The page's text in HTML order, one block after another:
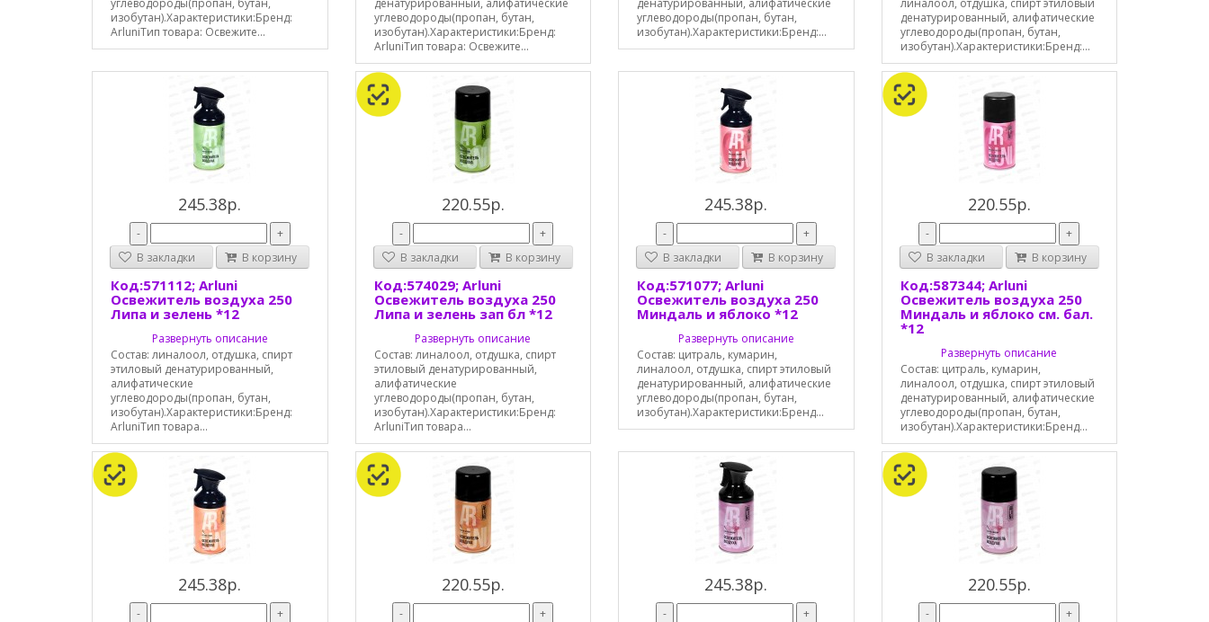
углеводороды(пропан, бутан,
изобутан).Характеристики:Бренд:
ArluniТип товара: Освежите...
денатурированный, алифатические
углеводороды(пропан, бутан,
изобутан).Характеристики:Бренд:
ArluniТип товара: Освежите...
денатурированный, алифатические
углеводороды(пропан, бутан,
изобутан).Характеристики:Бренд:...
линалоол, отдушка, спирт этиловый
денатурированный, алифатические
углеводороды(пропан, бутан,
изобутан).Характеристики:Бренд:...
245.38р.
-
+
В закладки
В корзину
Код:571112; Arluni
Освежитель воздуха 250
Липа и зелень *12
Развернуть описание
Состав: линалоол, отдушка, спирт
этиловый денатурированный,
алифатические
углеводороды(пропан, бутан,
изобутан).Характеристики:Бренд:
ArluniТип товара...
220.55р.
-
+
В закладки
В корзину
Код:574029; Arluni
Освежитель воздуха 250
Липа и зелень зап бл *12
Развернуть описание
Состав: линалоол, отдушка, спирт
этиловый денатурированный,
алифатические
углеводороды(пропан, бутан,
изобутан).Характеристики:Бренд:
ArluniТип товара...
245.38р.
-
+
В закладки
В корзину
Код:571077; Arluni
Освежитель воздуха 250
Миндаль и яблоко *12
Развернуть описание
Состав: цитраль, кумарин,
линалоол, отдушка, спирт этиловый
денатурированный, алифатические
углеводороды(пропан, бутан,
изобутан).Характеристики:Бренд...
220.55р.
-
+
В закладки
В корзину
Код:587344; Arluni
Освежитель воздуха 250
Миндаль и яблоко см. бал.
*12
Развернуть описание
Состав: цитраль, кумарин,
линалоол, отдушка, спирт этиловый
денатурированный, алифатические
углеводороды(пропан, бутан,
изобутан).Характеристики:Бренд...
245.38р.
-
+
220.55р.
-
+
245.38р.
-
+
220.55р.
-
+